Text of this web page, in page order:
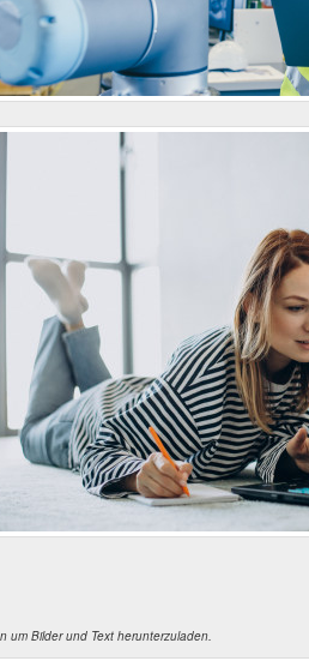
um Bilder und Text herunterzuladen.